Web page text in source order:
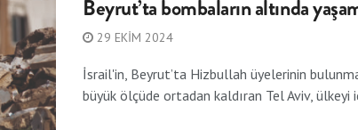
Beyrut’ta bombaların altında
29 EKIM 2024
İsrail'in, Beyrut’ta Hizbullah üyelerinin
büyük ölçüde ortadan kaldıran Tel Aviv, ülkeyi